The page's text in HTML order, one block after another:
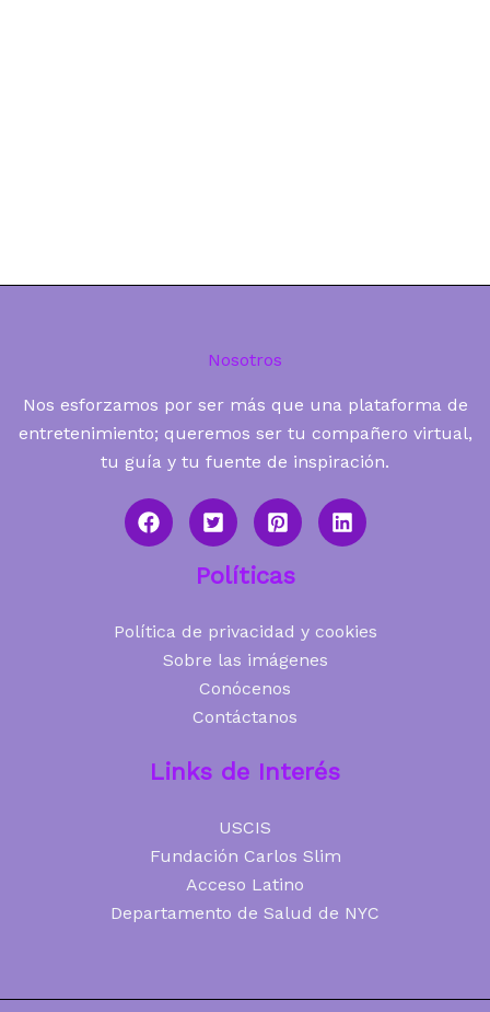
Nosotros
Nos esforzamos por ser más que una plataforma de
entretenimiento; queremos ser tu compañero virtual,
tu guía y tu fuente de inspiración.
Políticas
Política de privacidad y cookies
Sobre las imágenes
Conócenos
Contáctanos
Links de Interés
USCIS
Fundación Carlos Slim
Acceso Latino
Departamento de Salud de NYC